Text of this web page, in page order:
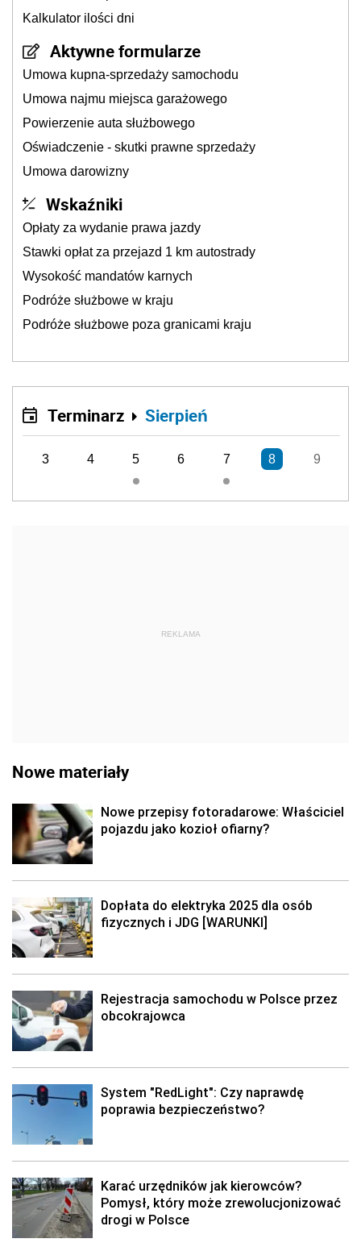
Kalkulator ilości dni
Aktywne formularze
Umowa kupna-sprzedaży samochodu
Umowa najmu miejsca garażowego
Powierzenie auta służbowego
Oświadczenie - skutki prawne sprzedaży
Umowa darowizny
Wskaźniki
Opłaty za wydanie prawa jazdy
Stawki opłat za przejazd 1 km autostrady
Wysokość mandatów karnych
Podróże służbowe w kraju
Podróże służbowe poza granicami kraju
Terminarz Sierpień
3 4 5 6 7 8 9
REKLAMA
Nowe materiały
Nowe przepisy fotoradarowe: Właściciel
pojazdu jako kozioł ofiarny?
Dopłata do elektryka 2025 dla osób
fizycznych i JDG [WARUNKI]
Rejestracja samochodu w Polsce przez
obcokrajowca
System "RedLight": Czy naprawdę
poprawia bezpieczeństwo?
Karać urzędników jak kierowców?
Pomysł, który może zrewolucjonizować
drogi w Polsce